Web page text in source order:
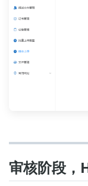
审核阶段，